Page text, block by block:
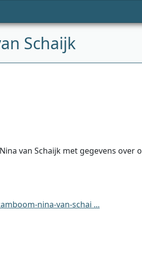
Schaijk
van Schaijk met gegevens over
nina-van-schai ...